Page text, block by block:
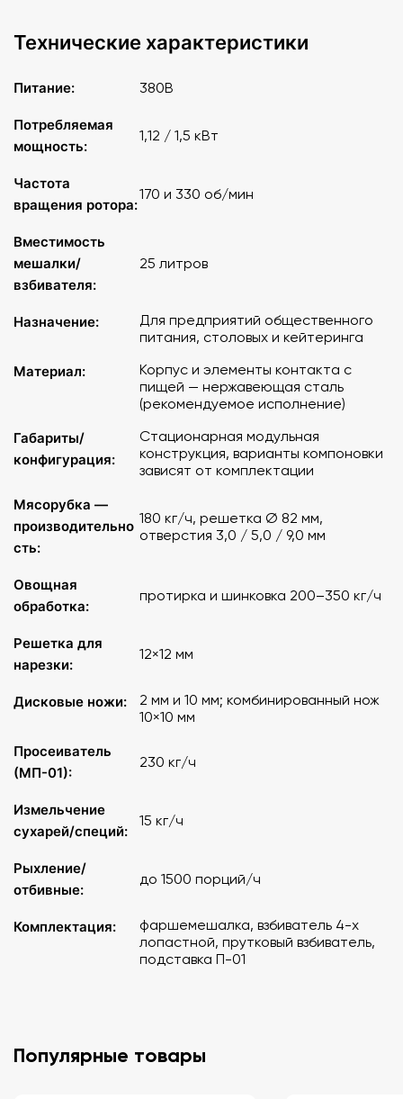
нарезания сырых и вареных овощей, капусты и
протирания вареных овощей и фруктов : 200-350 кг/
Просеиватель (МП-01) для посеивания муки : 230 кг/час.
Механизм для измельчения сухарей и специй (МИ): 15 кг/
час.
Технические характеристики
Питание: 380В
Потребляемая
мощность:
1,12 / 1,5 кВт
Частота
вращения ротора:
170 и 330 об/мин
Вместимость
мешалки/
взбивателя:
25 литров
Назначение:
Для предприятий общественного
питания, столовых и кейтеринга
Материал:
Корпус и элементы контакта с
пищей — нержавеющая сталь
(рекомендуемое исполнение)
Габариты/
конфигурация:
Стационарная модульная
конструкция, варианты компоновки
зависят от комплектации
Мясорубка —
производительно
сть:
180 кг/ч, решетка Ø 82 мм,
отверстия 3,0 / 5,0 / 9,0 мм
Овощная
обработка:
протирка и шинковка 200–350 кг/ч
Решетка для
нарезки:
12×12 мм
Дисковые ножи:
2 мм и 10 мм; комбинированный нож
10×10 мм
Просеиватель
(МП-01):
230 кг/ч
Измельчение
сухарей/специй:
15 кг/ч
Рыхление/
отбивные:
до 1500 порций/ч
Комплектация:
фаршемешалка, взбиватель 4-х
лопастной, прутковый взбиватель,
подставка П-01
Популярные товары